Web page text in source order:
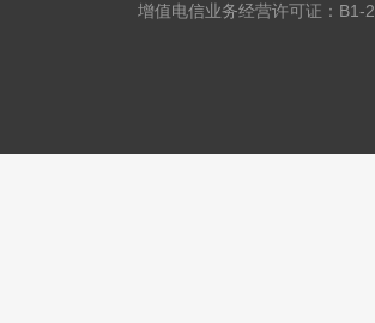
增值电信业务经营许可证：B1-